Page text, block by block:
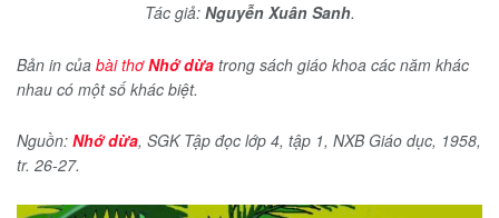
Tác giả: Nguyễn Xuân Sanh.
Bản in của bài thơNhớ dừa trong sách giáo khoa các năm khác
nhau có một số khác biệt.
Nguồn: Nhớ dừa, SGK Tập đọc lớp 4, tập 1, NXB Giáo dục, 1958,
tr. 26-27.